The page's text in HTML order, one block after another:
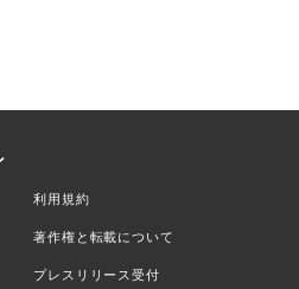
利用規約
著作権と転載について
プレスリリース受付